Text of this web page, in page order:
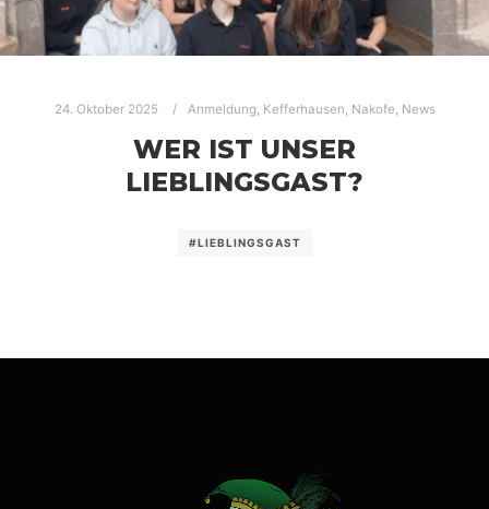
24. Oktober 2025 Anmeldung Kefferhausen Nakofe News
WER IST UNSER
LIEBLINGSGAST?
#LIEBLINGSGAST